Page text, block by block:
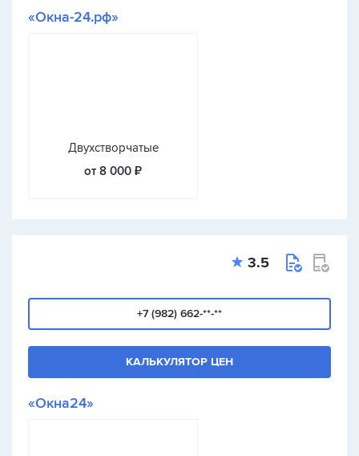
«Окна-24.рф»
Двухстворчатые
от 8 000 ₽
3.5
+7 (982) 662-**-**
КАЛЬКУЛЯТОР ЦЕН
«Окна24»